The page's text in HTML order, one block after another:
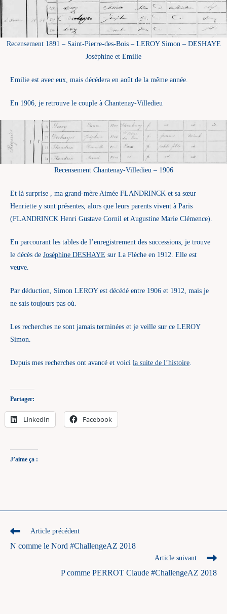
Recensement 1891 – Saint-Pierre-des-Bois – LEROY Simon – DESHAYE
Joséphine et Emilie
Emilie est avec eux, mais décédera en août de la même année.
En 1906, je retrouve le couple à Chantenay-Villedieu
Recensement Chantenay-Villedieu – 1906
Et là surprise , ma grand-mère Aimée FLANDRINCK et sa sœur
Henriette y sont présentes, alors que leurs parents vivent à Paris
(FLANDRINCK Henri Gustave Cornil et Augustine Marie Clémence).
En parcourant les tables de l’enregistrement des successions, je trouve
le décès de Joséphine DESHAYE sur La Flèche en 1912. Elle est
veuve.
Par déduction, Simon LEROY est décédé entre 1906 et 1912, mais je
ne sais toujours pas où.
Les recherches ne sont jamais terminées et je veille sur ce LEROY
Simon.
Depuis mes recherches ont avancé et voici la suite de l’histoire.
Partager:
LinkedIn Facebook
J’aime ça :
Read
articles
Article précédent
N comme le Nord #ChallengeAZ 2018
Article suivant
P comme PERROT Claude #ChallengeAZ 2018